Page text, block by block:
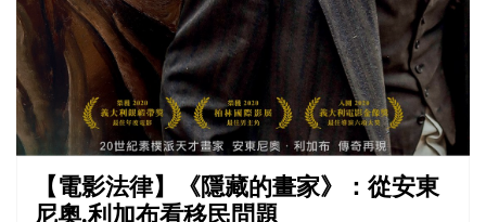
【電影法律】《隱藏的畫家》：從安東
尼奧.利加布看移民問題